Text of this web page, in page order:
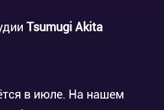
Tsumugi Akita
в июле. На нашем